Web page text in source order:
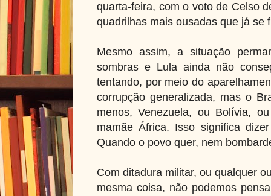
quarta-feira, com o voto de Celso
quadrilhas mais ousadas que já se
Mesmo assim, a situação
sombras e Lula ainda não
tentando, por meio do
corrupção generalizada, mas o
menos, Venezuela, ou Bolívia,
mamãe África. Isso significa
Quando o povo quer, nem
Com ditadura militar, ou qualquer
mesma coisa, não podemos